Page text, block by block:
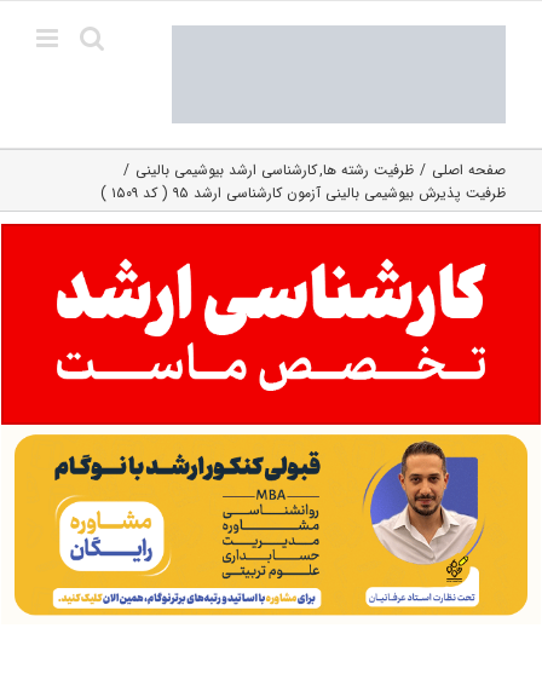
صفحه اصلی ظرفیت رشته ها کارشناسی ارشد بیوشیمی بالینی
ظرفیت پذیرش بیوشیمی بالینی آزمون کارشناسی ارشد ۹۵ ( کد ۱۵۰۹ )